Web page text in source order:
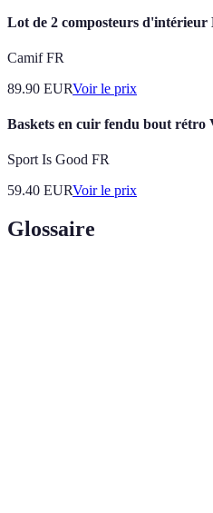
Lot de 2 composteurs d'intérieur
Camif FR
89.90 EURVoir le prix
Baskets en cuir fendu bout
Sport Is Good FR
59.40 EURVoir le prix
Glossaire